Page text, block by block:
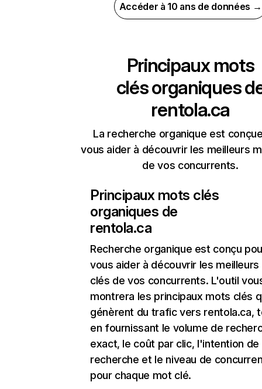
Accéder à 10 ans de données →
Principaux mots
clés organiques
rentola.ca
La recherche organique est
vous aider à découvrir les meilleurs
de vos concurrents.
Principaux mots clés
organiques de
rentola.ca
Recherche organique est conçu
vous aider à découvrir les
clés de vos concurrents. L'outil
montrera les principaux mots clés
génèrent du trafic vers rentola.ca,
en fournissant le volume de
exact, le coût par clic, l'intention de
recherche et le niveau de
pour chaque mot clé.